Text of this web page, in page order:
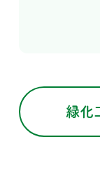
緑化